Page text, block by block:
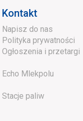
Kontakt
Napisz do nas
Polityka prywatności
Ogłoszenia i przetargi
Echo Mlekpolu
Stacje paliw